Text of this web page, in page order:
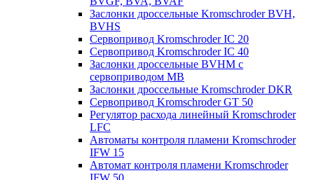
Заслонки дроссельные Kromschroder BVH,
BVHS
Сервопривод Kromschroder IC 20
Сервопривод Kromschroder IC 40
Заслонки дроссельные BVHM с
сервоприводом МВ
Заслонки дроссельные Kromschroder DKR
Cервопривод Kromschroder GT 50
Регулятор расхода линейный Kromschroder
LFC
Автоматы контроля пламени Kromschroder
IFW 15
Автомат контроля пламени Kromschroder
IFW 50